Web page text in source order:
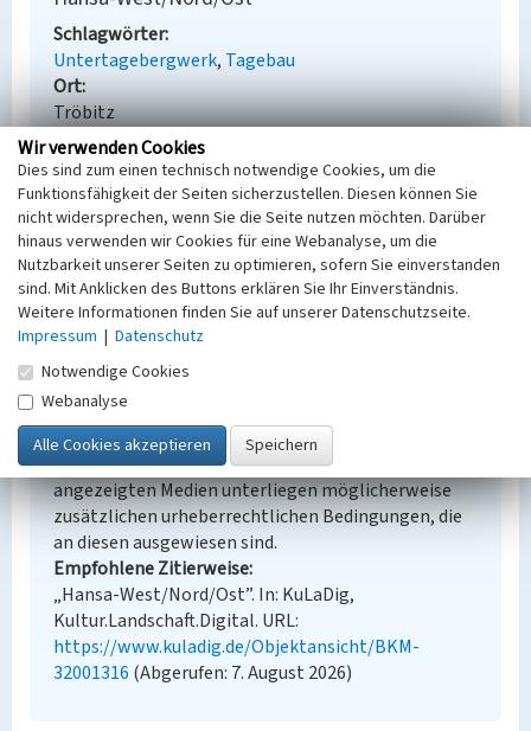
Schlagwörter
Untertagebergwerk Tagebau
Ort
Tröbitz
Fachsicht(en)
Denkmalpflege
Erfassungsmaßstab
Keine Angabe
Erfassungsmethode
Übernahme aus externer Fachdatenbank
Empfohlene Zitierweise
Urheberrechtlicher Hinweis
Der hier präsentierte Inhalt steht unter der freien
Lizenz dl-by-de/2.0 (Namensnennung). Die
angezeigten Medien unterliegen möglicherweise
zusätzlichen urheberrechtlichen Bedingungen, die
an diesen ausgewiesen sind.
Empfohlene Zitierweise
„Hansa-West/Nord/Ost”. In: KuLaDig,
Kultur.Landschaft.Digital. URL:
https://www.kuladig.de/Objektansicht/BKM-
32001316 (Abgerufen: 7. August 2026)
Wir verwenden Cookies
Dies sind zum einen technisch notwendige Cookies, um die
Funktionsfähigkeit der Seiten sicherzustellen. Diesen können Sie
nicht widersprechen, wenn Sie die Seite nutzen möchten. Darüber
hinaus verwenden wir Cookies für eine Webanalyse, um die
Nutzbarkeit unserer Seiten zu optimieren, sofern Sie einverstanden
sind. Mit Anklicken des Buttons erklären Sie Ihr Einverständnis.
Weitere Informationen finden Sie auf unserer Datenschutzseite.
Impressum | Datenschutz
Notwendige Cookies
Webanalyse